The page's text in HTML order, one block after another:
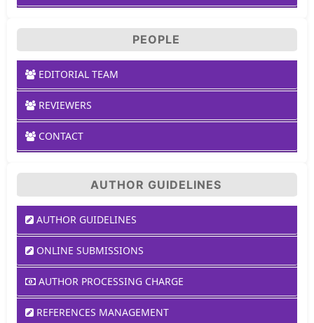
PEOPLE
EDITORIAL TEAM
REVIEWERS
CONTACT
AUTHOR GUIDELINES
AUTHOR GUIDELINES
ONLINE SUBMISSIONS
AUTHOR PROCESSING CHARGE
REFERENCES MANAGEMENT